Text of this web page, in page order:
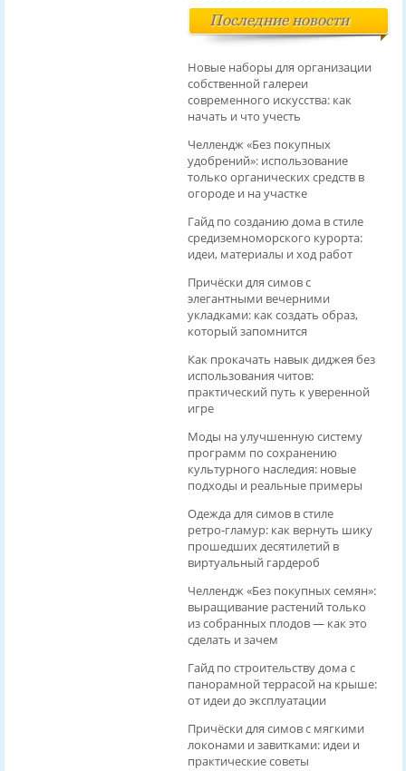
Последние новости
Новые наборы для организации
собственной галереи
современного искусства: как
начать и что учесть
Челлендж «Без покупных
удобрений»: использование
только органических средств в
огороде и на участке
Гайд по созданию дома в стиле
средиземноморского курорта:
идеи, материалы и ход работ
Причёски для симов с
элегантными вечерними
укладками: как создать образ,
который запомнится
Как прокачать навык диджея без
использования читов:
практический путь к уверенной
игре
Моды на улучшенную систему
программ по сохранению
культурного наследия: новые
подходы и реальные примеры
Одежда для симов в стиле
ретро‑гламур: как вернуть шику
прошедших десятилетий в
виртуальный гардероб
Челлендж «Без покупных семян»:
выращивание растений только
из собранных плодов — как это
сделать и зачем
Гайд по строительству дома с
панорамной террасой на крыше:
от идеи до эксплуатации
Причёски для симов с мягкими
локонами и завитками: идеи и
практические советы